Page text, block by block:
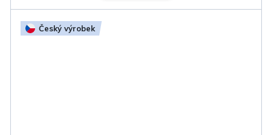
Český výrobek